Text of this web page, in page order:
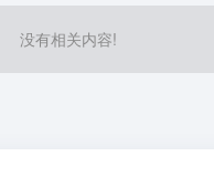
没有相关内容!